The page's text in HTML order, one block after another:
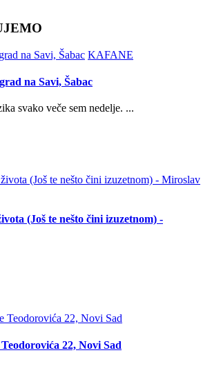
KAFANE
na Savi, Šabac
svako veče sem nedelje. ...
(Još te nešto čini izuzetnom) -
22, Novi Sad